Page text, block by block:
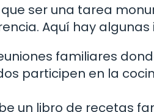
ser una tarea
Aquí hay algunas
familiares
participen en la
un libro de recetas